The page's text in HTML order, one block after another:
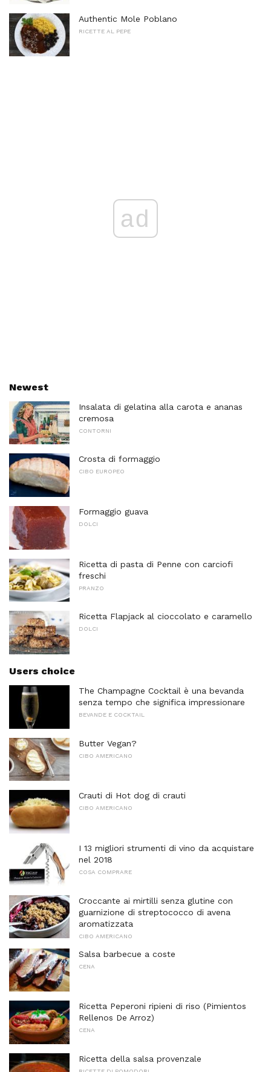
Authentic Mole Poblano
RICETTE AL PEPE
ad
Newest
Insalata di gelatina alla carota e ananas
cremosa
CONTORNI
Crosta di formaggio
CIBO EUROPEO
Formaggio guava
DOLCI
Ricetta di pasta di Penne con carciofi
freschi
PRANZO
Ricetta Flapjack al cioccolato e caramello
DOLCI
Users choice
The Champagne Cocktail è una bevanda
senza tempo che significa impressionare
BEVANDE E COCKTAIL
Butter Vegan?
CIBO AMERICANO
Crauti di Hot dog di crauti
CIBO AMERICANO
I 13 migliori strumenti di vino da acquistare
nel 2018
COSA COMPRARE
Croccante ai mirtilli senza glutine con
guarnizione di streptococco di avena
aromatizzata
CIBO AMERICANO
Salsa barbecue a coste
CENA
Ricetta Peperoni ripieni di riso (Pimientos
Rellenos De Arroz)
CENA
Ricetta della salsa provenzale